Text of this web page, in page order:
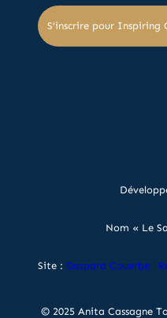
S’inscrire pour Inspiring
Nom « Le
Site : Gaspard Couerbe |
© 2025 Anita Cassagne